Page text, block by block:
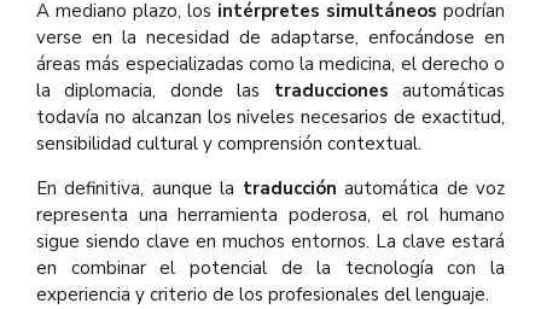
A mediano plazo, los intérpretes simultáneos podrían
verse en la necesidad de adaptarse, enfocándose en
áreas más especializadas como la medicina, el derecho o
la diplomacia, donde las traducciones automáticas
todavía no alcanzan los niveles necesarios de exactitud,
sensibilidad cultural y comprensión contextual.
En definitiva, aunque la traducción automática de voz
representa una herramienta poderosa, el rol humano
sigue siendo clave en muchos entornos. La clave estará
en combinar el potencial de la tecnología con la
experiencia y criterio de los profesionales del lenguaje.